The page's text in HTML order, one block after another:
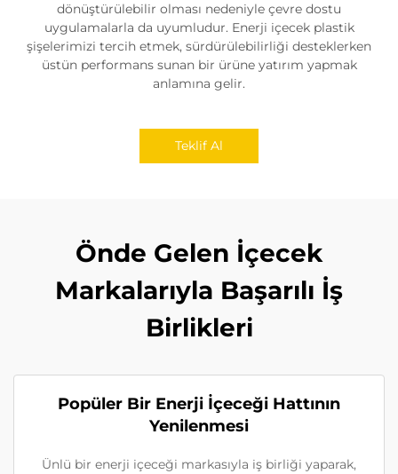
dönüştürülebilir olması nedeniyle çevre dostu
uygulamalarla da uyumludur. Enerji içecek plastik
şişelerimizi tercih etmek, sürdürülebilirliği desteklerken
üstün performans sunan bir ürüne yatırım yapmak
anlamına gelir.
Teklif Al
Önde Gelen İçecek
Markalarıyla Başarılı İş
Birlikleri
Popüler Bir Enerji İçeceği Hattının
Yenilenmesi
Ünlü bir enerji içeceği markasıyla iş birliği yaparak,